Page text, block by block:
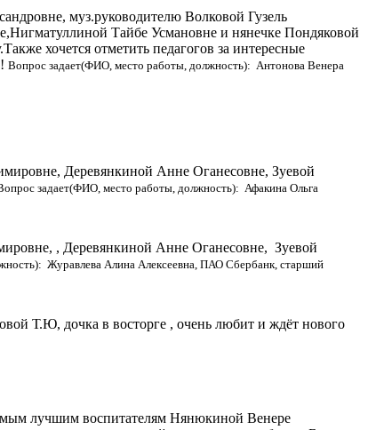
муз.руководителю Волковой Гузель
Тайбе Усмановне и нянечке Пондяковой
хочется отметить педагогов за интересные
Вопрос задает(ФИО, место работы, должность): Антонова Венера
Деревянкиной Анне Оганесовне, Зуевой
задает(ФИО, место работы, должность): Афакина Ольга
, Деревянкиной Анне Оганесовне, Зуевой
Журавлева Алина Алексеевна, ПАО Сбербанк, старший
Т.Ю, дочка в восторге , очень любит и ждёт нового
лучшим воспитателям Нянюкиной Венере